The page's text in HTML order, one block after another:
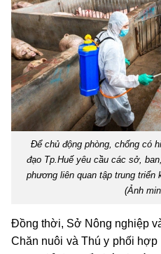
Để chủ động phòng, chống có
đạo Tp.Huế yêu cầu các sở,
phương liên quan tập trung triển
(Ảnh
Đồng thời, Sở Nông nghiệp
Chăn nuôi và Thú y phối